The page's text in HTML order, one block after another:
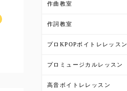
作曲教室
作詞教室
プロKPOPボイトレレッスン
プロミュージカルレッスン
高音ボイトレレッスン